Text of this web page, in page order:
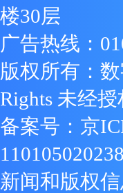
楼30层
广告热线：
版权所有：
Rights 未经
备案号： 京
新闻和版权